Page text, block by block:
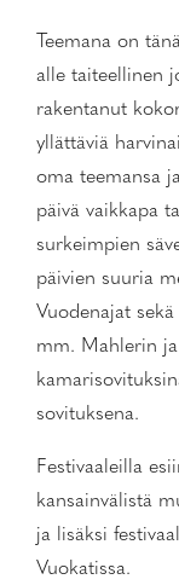
Teemana on
alle taiteellinen
rakentanut
yllättäviä
oma teemansa
päivä vaikkapa
surkeimpien
päivien suuria
Vuodenajat
mm. Mahlerin
sovituksena.
Festivaaleilla
kansainvälistä
ja lisäksi
Vuokatissa.